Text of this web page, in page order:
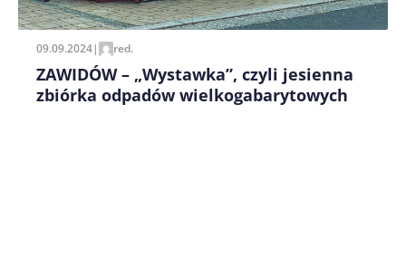
09.09.2024| red.
ZAWIDÓW – „Wystawka”, czyli jesienna
zbiórka odpadów wielkogabarytowych